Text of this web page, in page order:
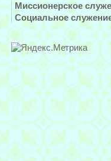
Миссионерское
Социальное